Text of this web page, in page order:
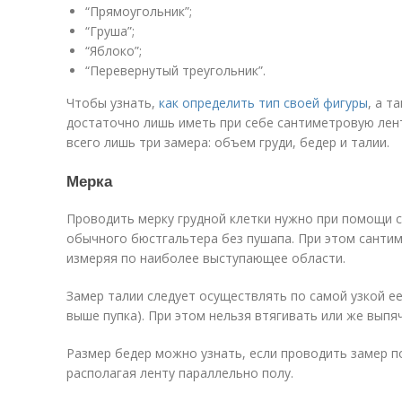
“Прямоугольник”;
“Груша”;
“Яблоко”;
“Перевернутый треугольник”.
Чтобы узнать, как определить тип своей фигуры, а
достаточно лишь иметь при себе сантиметровую
всего лишь три замера: объем груди, бедер и талии.
Мерка
Проводить мерку грудной клетки нужно при помощи
обычного бюстгальтера без пушапа. При этом
измеряя по наиболее выступающее области.
Замер талии следует осуществлять по самой узкой
выше пупка). При этом нельзя втягивать или же
Размер бедер можно узнать, если проводить замер
располагая ленту параллельно полу.